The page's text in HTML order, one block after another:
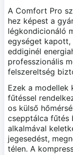
A Comfort Pro
hez képest a
légkondicionáló
egységet kapott,
eddiginél
professzionális
felszereltség
Ezek a modellek
fűtéssel
os külső
csepptálca fűtés
alkalmával
jegesedést,
télen. A